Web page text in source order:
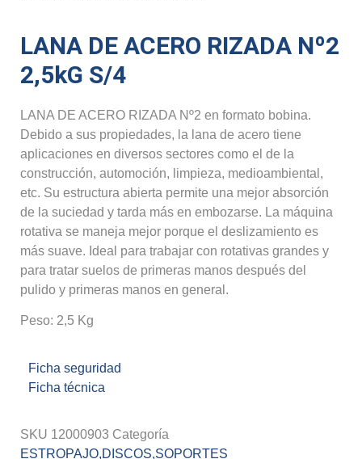
LANA DE ACERO RIZADA Nº2
2,5kG S/4
LANA DE ACERO RIZADA Nº2 en formato bobina.
Debido a sus propiedades, la lana de acero tiene
aplicaciones en diversos sectores como el de la
construcción, automoción, limpieza, medioambiental,
etc. Su estructura abierta permite una mejor absorción
de la suciedad y tarda más en embozarse. La máquina
rotativa se maneja mejor porque el deslizamiento es
más suave. Ideal para trabajar con rotativas grandes y
para tratar suelos de primeras manos después del
pulido y primeras manos en general.
Peso: 2,5 Kg
Ficha seguridad
Ficha técnica
SKU 12000903 Categoría
ESTROPAJO,DISCOS,SOPORTES